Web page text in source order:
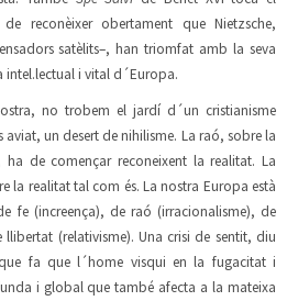
reconèixer obertament que Nietzsche,
satèlits–, han triomfat amb la seva
i vital d´Europa.
no trobem el jardí d´un cristianisme
un desert de nihilisme. La raó, sobre la
ha de començar reconeixent la realitat. La
la realitat tal com és. La nostra Europa està
fe (increença), de raó (irracionalisme), de
llibertat (relativisme). Una crisi de sentit, diu
fa que l´home visqui en la fugacitat i
i global que també afecta a la mateixa